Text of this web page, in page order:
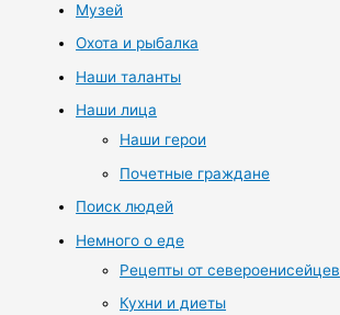
Музей
Охота и рыбалка
Наши таланты
Наши лица
Наши герои
Почетные граждане
Поиск людей
Немного о еде
Рецепты от североенисейцев
Кухни и диеты